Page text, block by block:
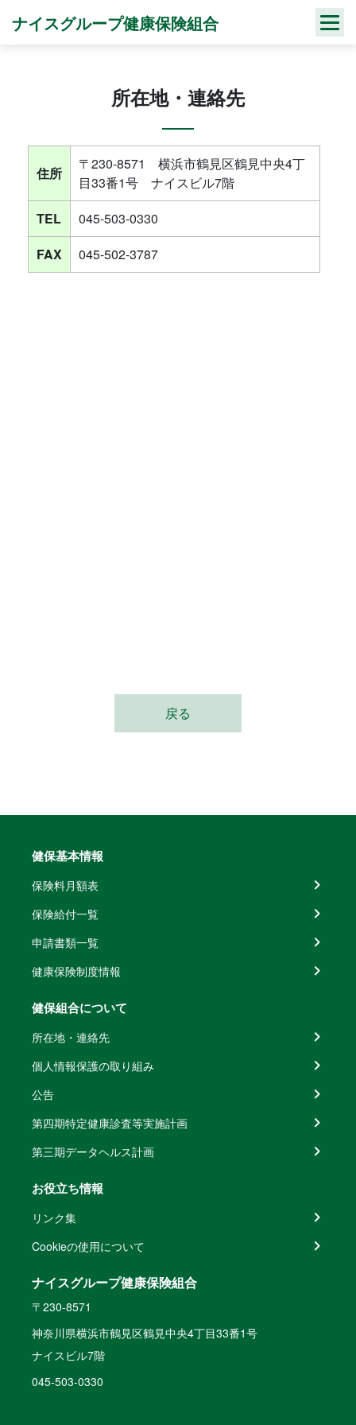
ナイスグループ健康保険組合
所在地・連絡先
住所
〒230-8571 横浜市鶴見区鶴見中央4丁
目33番1号 ナイスビル7階
TEL
045-503-0330
FAX
045-502-3787
戻る
健保基本情報
保険料月額表
保険給付一覧
申請書類一覧
健康保険制度情報
健保組合について
所在地・連絡先
個人情報保護の取り組み
公告
第四期特定健康診査等実施計画
第三期データヘルス計画
お役立ち情報
リンク集
Cookieの使用について
ナイスグループ健康保険組合
〒230-8571
神奈川県横浜市鶴見区鶴見中央4丁目33番1号
ナイスビル7階
045-503-0330